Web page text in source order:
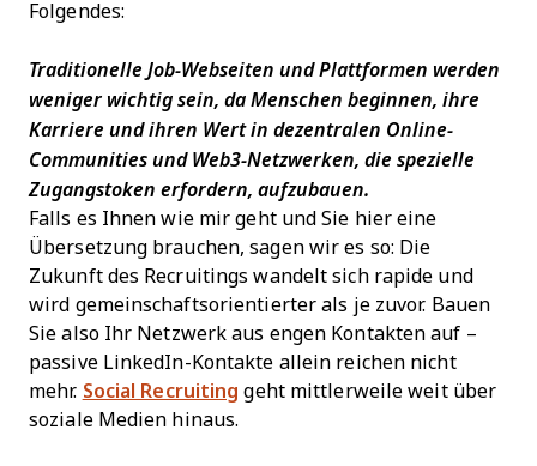
Folgendes:
Traditionelle Job-Webseiten und Plattformen werden
weniger wichtig sein, da Menschen beginnen, ihre
Karriere und ihren Wert in dezentralen Online-
Communities und Web3-Netzwerken, die spezielle
Zugangstoken erfordern, aufzubauen.
Falls es Ihnen wie mir geht und Sie hier eine
Übersetzung brauchen, sagen wir es so: Die
Zukunft des Recruitings wandelt sich rapide und
wird gemeinschaftsorientierter als je zuvor. Bauen
Sie also Ihr Netzwerk aus engen Kontakten auf –
passive LinkedIn-Kontakte allein reichen nicht
mehr. Social Recruiting geht mittlerweile weit über
soziale Medien hinaus.